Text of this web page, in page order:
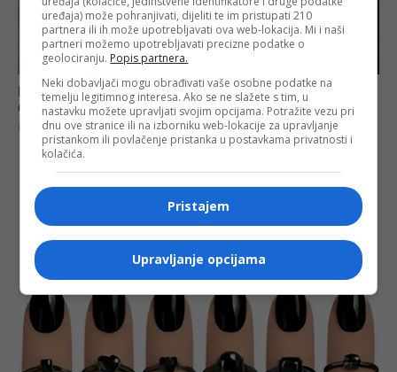
uređaja) može pohranjivati, dijeliti te im pristupati 210
partnera ili ih može upotrebljavati ova web-lokacija. Mi i naši
partneri možemo upotrebljavati precizne podatke o
geolociranju. Popis partnera.
Neki dobavljači mogu obrađivati vaše osobne podatke na
temelju legitimnog interesa. Ako se ne slažete s tim, u
nastavku možete upravljati svojim opcijama. Potražite vezu pri
dnu ove stranice ili na izborniku web-lokacije za upravljanje
pristankom ili povlačenje pristanka u postavkama privatnosti i
kolačića.
Pristajem
Upravljanje opcijama